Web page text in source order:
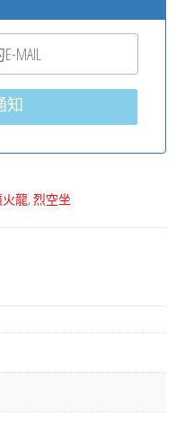
知
火龍, 烈空坐